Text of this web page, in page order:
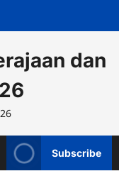
dan
Subscribe